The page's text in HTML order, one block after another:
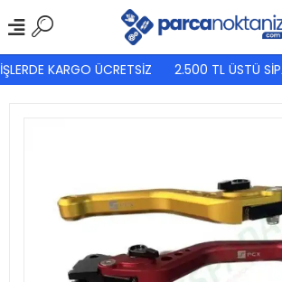
KARGO ÜCRETSİZ 2.500 TL ÜSTÜ